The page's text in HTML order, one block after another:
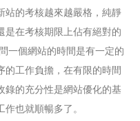
站的考核越來越嚴格，純靜
是在考核期限上佔有絕對的
一個網站的時間是有一定的
的工作負擔，在有限的時間
錄的充分性是網站優化的基
也就順暢多了。